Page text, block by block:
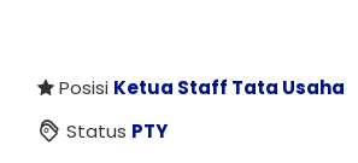
Posisi Ketua Staff Tata Usaha
Status PTY